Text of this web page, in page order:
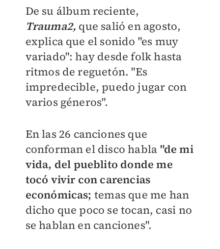
De su álbum reciente,
Trauma2, que salió en agosto,
explica que el sonido "es muy
variado": hay desde folk hasta
ritmos de reguetón. "Es
impredecible, puedo jugar con
varios géneros".
En las 26 canciones que
conforman el disco habla "de mi
vida, del pueblito donde me
tocó vivir con carencias
económicas; temas que me han
dicho que poco se tocan, casi no
se hablan en canciones".